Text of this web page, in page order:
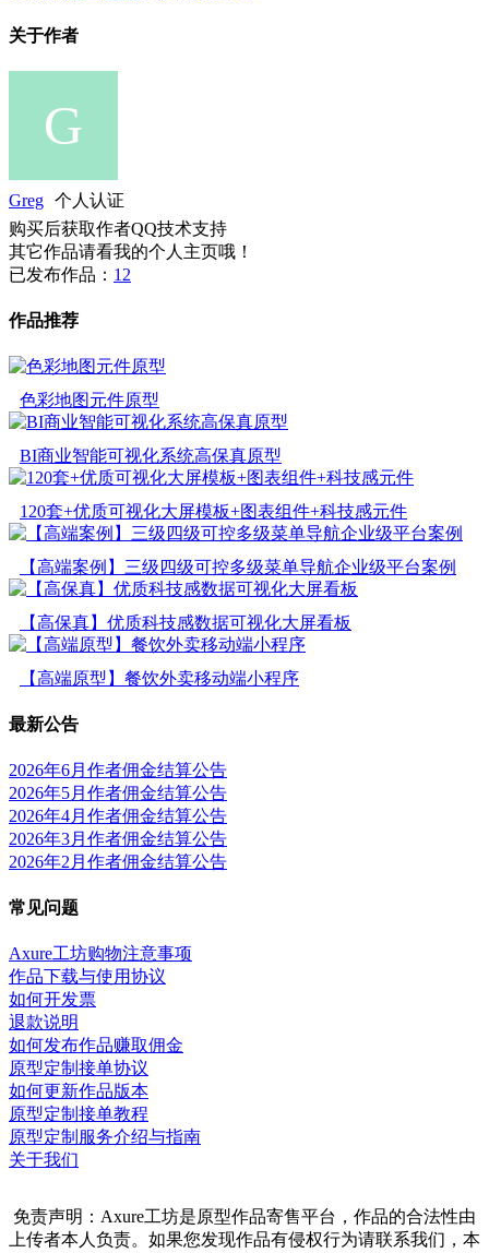
关于作者
Greg
个人认证
购买后获取作者QQ技术支持
其它作品请看我的个人主页哦！
已发布作品： 12
作品推荐
色彩地图元件原型
BI商业智能可视化系统高保真原型
120套+优质可视化大屏模板+图表组件+科技感元件
【高端案例】三级四级可控多级菜单导航企业级平台案例
【高保真】优质科技感数据可视化大屏看板
【高端原型】餐饮外卖移动端小程序
最新公告
2026年6月作者佣金结算公告
2026年5月作者佣金结算公告
2026年4月作者佣金结算公告
2026年3月作者佣金结算公告
2026年2月作者佣金结算公告
常见问题
Axure工坊购物注意事项
作品下载与使用协议
如何开发票
退款说明
如何发布作品赚取佣金
原型定制接单协议
如何更新作品版本
原型定制接单教程
原型定制服务介绍与指南
关于我们
免责声明：Axure工坊是原型作品寄售平台，作品的合法性由
上传者本人负责。如果您发现作品有侵权行为请联系我们，本